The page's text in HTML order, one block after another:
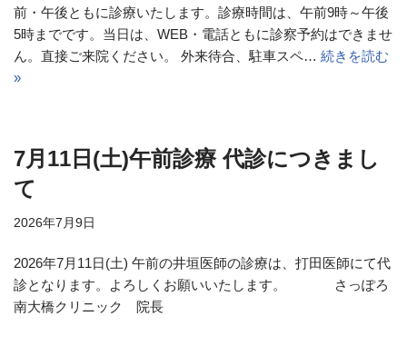
前・午後ともに診療いたします。診療時間は、午前9時～午後
5時までです。当日は、WEB・電話ともに診察予約はできませ
ん。直接ご来院ください。 外来待合、駐車スペ… 続きを読む
»
7月11日(土)午前診療 代診につきまし
て
2026年7月9日
2026年7月11日(土) 午前の井垣医師の診療は、打田医師にて代
診となります。よろしくお願いいたします。 さっぽろ
南大橋クリニック 院長